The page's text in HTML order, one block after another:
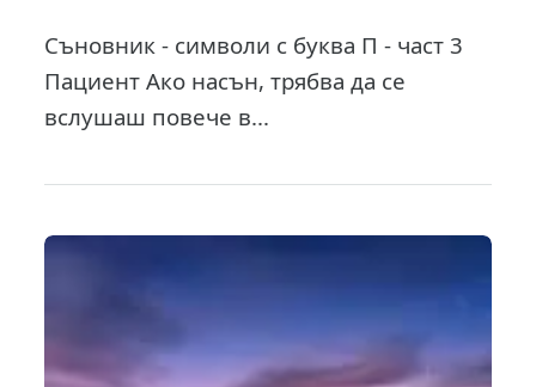
Съновник - символи с буква П - част 3
Пациент Ако насън, трябва да се
вслушаш повече в...